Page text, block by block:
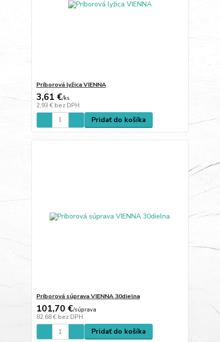
Príborová lyžica VIENNA
3,61 €/ks
2,93 € bez DPH
Pridať do košíka
Príborová súprava VIENNA 30dielna
101,70 €/súprava
82,68 € bez DPH
Pridať do košíka